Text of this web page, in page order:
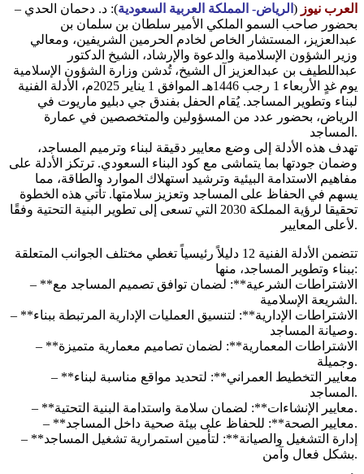
العرب نيوز ( الرياض- المملكة العربية السعودية): د. دحمان الحدي –
بحضور صاحب السمو الملكي الأمير سلطان بن سلمان بن
عبدالعزيز، المستشار الخاص لخادم الحرمين الشريفين، ومعالي
وزير الشؤون الإسلامية والدعوة والإرشاد، الشيخ الدكتور
عبداللطيف بن عبدالعزيز آل الشيخ، تُدشن وزارة الشؤون الإسلامية
يوم غدٍ الأربعاء 1 رجب 1446هـ الموافق 1 يناير 2025م، الأدلة الفنية
لبناء وتطوير المساجد. يُقام الحفل بفندق جي دبليو ماريوت في
الرياض، بحضور عدد من المسؤولين والمتخصصين في عمارة
المساجد.
تهدف هذه الأدلة إلى وضع معايير دقيقة لبناء وترميم المساجد،
وضمان جودتها بما يتماشى مع كود البناء السعودي. ترتكز الأدلة على
مفاهيم الاستدامة البيئية وترشيد استهلاك الموارد والطاقة، مما
يسهم في الحفاظ على المساجد وتعزيز سلامتها. تأتي هذه الخطوة
تحقيقا لرؤية المملكة 2030 التي تسعى إلى تطوير البنية التحتية وفقًا
لأعلى المعايير.
تتضمن الأدلة الفنية 12 دليلاً رئيسياً تغطي مختلف الجوانب المتعلقة
ببناء وتطوير المساجد، منها:
– **الاشتراطات الشرعية**: لضمان توافق تصميم المساجد مع
الشريعة الإسلامية.
– **الاشتراطات الإدارية**: لتنسيق العمليات الإدارية المرتبطة ببناء
وصيانة المساجد.
– **الاشتراطات المعمارية**: لضمان تصاميم معمارية متميزة
وجميلة.
– **معايير التخطيط العمراني**: لتحديد مواقع مناسبة لبناء
المساجد.
– **معايير الإنشاءات**: لضمان سلامة واستدامة البنية التحتية.
– **معايير الصحة**: للحفاظ على بيئة صحية داخل المساجد.
– **إدارة التشغيل والصيانة**: لتأمين استمرارية تشغيل المساجد
بشكل فعال وآمن.